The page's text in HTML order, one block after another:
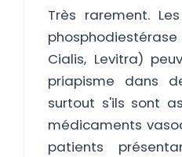
Très rarement.
Cialis, Levitra)
priapisme dans
surtout s'ils sont
médicaments
patients